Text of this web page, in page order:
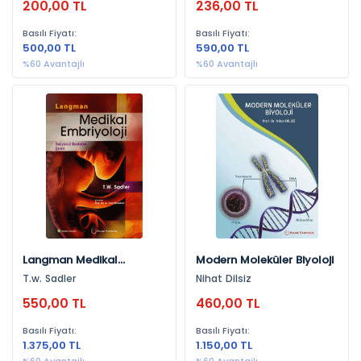
Genel Hukuk (80)
Bilişim Hukuku (77)
Uluslararası İlişkiler (71)
Finans, Yatırım (68)
Anayasa Hukuku (65)
İstatistik (64)
Biyoloji (63)
Kişisel Gelişim (62)
Din (62)
Aile Hukuku (61)
Tıp (59)
Eğitim Yönetimi (59)
Yıllara Göre
2021 (1.810)
2025 (1.660)
2024 (1.537)
2023 (1.467)
2022 (1.458)
2020 (1.342)
2026 (454)
200,00 TL
Basılı Fiyatı:
500,00 TL
%60 Avantajlı
236,00 TL
Basılı Fiyatı:
590,00 TL
%60 Avantajlı
Langman Medikal
Embriyoloji
T.w. Sadler
550,00 TL
Basılı Fiyatı:
1.375,00 TL
Modern Moleküler Biyoloji
Nihat Dilsiz
460,00 TL
Basılı Fiyatı:
1.150,00 TL